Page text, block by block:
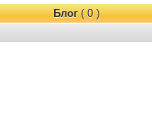
Блог( 0 )